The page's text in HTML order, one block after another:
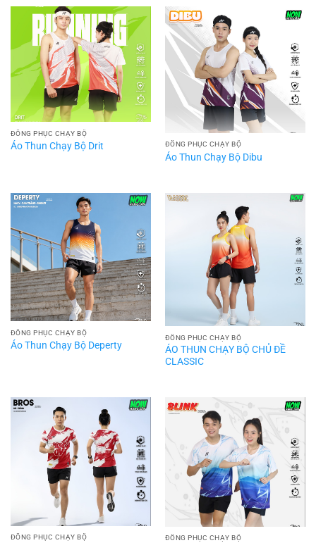
ĐỒNG PHỤC CHẠY BỘ
Áo Thun Chạy Bộ Drit ĐỒNG PHỤC CHẠY BỘ
Áo Thun Chạy Bộ Dibu
ĐỒNG PHỤC CHẠY BỘ
Áo Thun Chạy Bộ Deperty
ĐỒNG PHỤC CHẠY BỘ
ÁO THUN CHẠY BỘ CHỦ ĐỀ
CLASSIC
ĐỒNG PHỤC CHẠY BỘ ĐỒNG PHỤC CHẠY BỘ